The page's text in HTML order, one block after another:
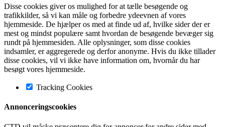
Disse cookies giver os mulighed for at tælle besøgende og
trafikkilder, så vi kan måle og forbedre ydeevnen af vores
hjemmeside. De hjælper os med at finde ud af, hvilke sider der er
mest og mindst populære samt hvordan de besøgende bevæger sig
rundt på hjemmesiden. Alle oplysninger, som disse cookies
indsamler, er aggregerede og derfor anonyme. Hvis du ikke tillader
disse cookies, vil vi ikke have information om, hvornår du har
besøgt vores hjemmeside.
Tracking Cookies
Annonceringscookies